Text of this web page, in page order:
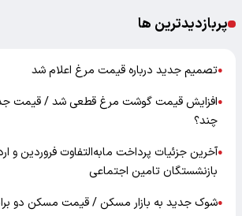
پربازدیدترین ها
●تصمیم جدید درباره قیمت مرغ اعلام شد
●افزایش قیمت گوشت مرغ قطعی شد / قیمت
چند؟
●آخرین جزئیات پرداخت مابه‌التفاوت فروردین و
بازنشستگان تامین اجتماعی
●شوک جدید به بازار مسکن / قیمت مسکن دو